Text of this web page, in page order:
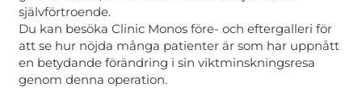
självförtroende.
Du kan besöka Clinic Monos före- och eftergalleri för
att se hur nöjda många patienter är som har uppnått
en betydande förändring i sin viktminskningsresa
genom denna operation.